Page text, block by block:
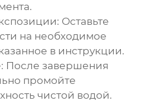
Оставьте
на необходимое
в инструкции.
После завершения
промойте
чистой водой.